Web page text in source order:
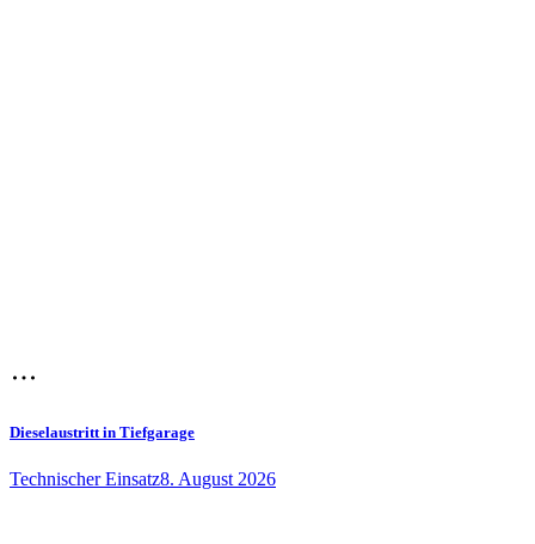
Dieselaustritt in Tiefgarage
Technischer Einsatz8. August 2026